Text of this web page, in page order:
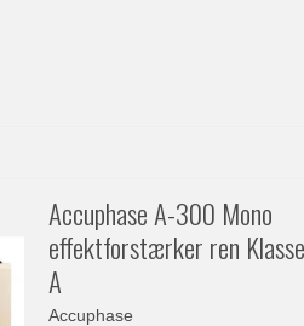
Accuphase A-300 Mono
effektforstærker ren Klasse
A
Accuphase